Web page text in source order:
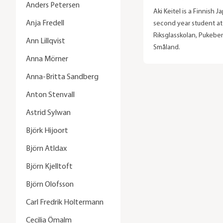
Anders Petersen
Anja Fredell
Ann Lillqvist
Anna Mörner
Anna-Britta Sandberg
Anton Stenvall
Astrid Sylwan
Björk Hijoort
Björn Atldax
Björn Kjelltoft
Björn Olofsson
Carl Fredrik Holtermann
Cecilia Ömalm
Aki Keitel is a Finnish
second year student at
Riksglasskolan,
Småland.